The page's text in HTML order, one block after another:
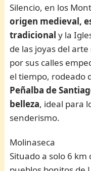
Silencio, en los
origen medieval,
tradicional y la
de las joyas del
por sus calles
el tiempo, rodeado
Peñalba de
belleza, ideal para
senderismo.
Molinaseca
Situado a solo 6